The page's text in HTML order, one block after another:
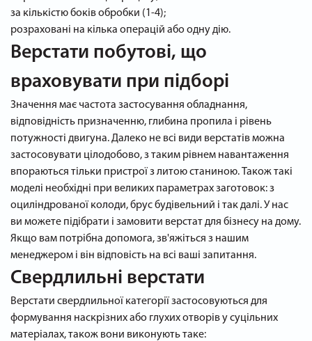
за кількістю боків обробки (1-4);
розраховані на кілька операцій або одну дію.
Верстати побутові, що
враховувати при підборі
Значення має частота застосування обладнання,
відповідність призначенню, глибина пропила і рівень
потужності двигуна. Далеко не всі види верстатів можна
застосовувати цілодобово, з таким рівнем навантаження
впораються тільки пристрої з литою станиною. Також такі
моделі необхідні при великих параметрах заготовок: з
оциліндрованої колоди, брус будівельний і так далі. У нас
ви можете підібрати і замовити верстат для бізнесу на дому.
Якщо вам потрібна допомога, зв'яжіться з нашим
менеджером і він відповість на всі ваші запитання.
Свердлильні верстати
Верстати свердлильної категорії застосовуються для
формування наскрізних або глухих отворів у суцільних
матеріалах, також вони виконують таке: